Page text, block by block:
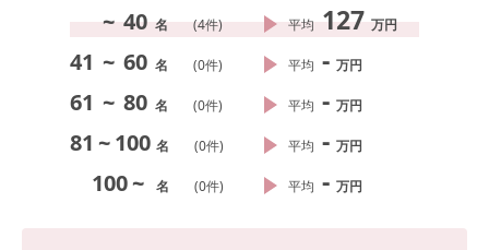
~ 40 名 (4件) 平均 127 万円
41 ~ 60 名 (0件) 平均 - 万円
61 ~ 80 名 (0件) 平均 - 万円
81 ~100 名 (0件) 平均 - 万円
100~ 名 (0件) 平均 - 万円